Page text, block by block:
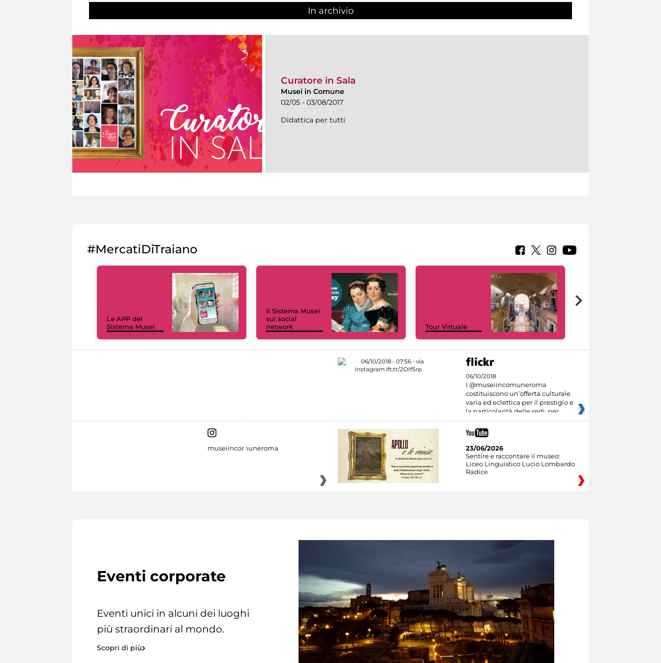
In archivio
Curatore in Sala
Musei in Comune
02/05 - 03/08/2017
Didattica per tutti
#MercatiDiTraiano
Le APP del
Sistema Musei
Il Sistema Musei
sui social
network
Tour Virtuale
06/10/2018
I @museiincomuneroma
costituiscono un’offerta culturale
varia ed eclettica per il prestigio e
la particolarità delle sedi, per
museiincomuneroma
23/06/2026
Sentire e raccontare il museo:
Liceo Linguistico Lucio Lombardo
Radice
Eventi corporate
Eventi unici in alcuni dei luoghi
più straordinari al mondo.
Scopri di più